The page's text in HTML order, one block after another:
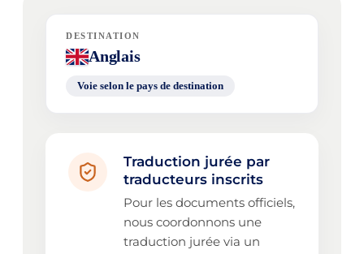
DESTINATION
Anglais
Voie selon le pays de destination
Traduction jurée par
traducteurs inscrits
Pour les documents officiels,
nous coordonnons une
traduction jurée via un